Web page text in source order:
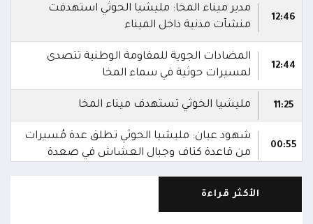
12:46
مدير ميناء المخا: مليشيا الحوثي استهدفت
منشآت مدنية داخل الميناء
12:44
ال️مضادات الجوية للمقاومة الوطنية تتصدى
لمسيرات حوثية في سماء المخا
11:25 مليشيا الحوثي تستهدف ميناء المخا
00:55
شهود عيان: مليشيا الحوثي تطلق عدة مُسيرات
من قاعدة كتاف وجبال العشاش في صعدة
باليستياً من محيط قرية رصابة في ذمار
الأكثر قراءة